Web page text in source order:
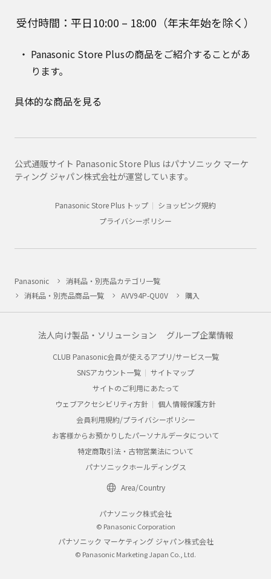
受付時間：平日10:00 – 18:00（年末年始を除く）
Panasonic Store Plusの商品をご紹介することがあ
ります。
具体的な商品を見る
公式通販サイト Panasonic Store Plus はパナソニック マーケ
ティング ジャパン株式会社が運営しています。
Panasonic Store Plus トップ
ショッピング規約
プライバシーポリシー
Panasonic
消耗品・別売品カテゴリ一覧
消耗品・別売品商品一覧
AVV94P-QU0V 購入
法人向け製品・ソリューション グループ企業情報
CLUB Panasonic会員が使えるアプリ/サービス一覧
SNSアカウント一覧
サイトマップ
サイトのご利用にあたって
ウェブアクセシビリティ方針
個人情報保護方針
会員利用規約/プライバシーポリシー
お客様からお預かりしたパーソナルデータについて
特定商取引法・古物営業法について
パナソニックホールディングス
Area/Country
パナソニック株式会社
© Panasonic Corporation
パナソニック マーケティング ジャパン株式会社
© Panasonic Marketing Japan Co., Ltd.